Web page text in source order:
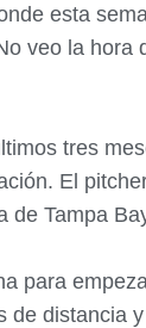
esta
veo la hora
tres
El
de Tampa
para
de distancia